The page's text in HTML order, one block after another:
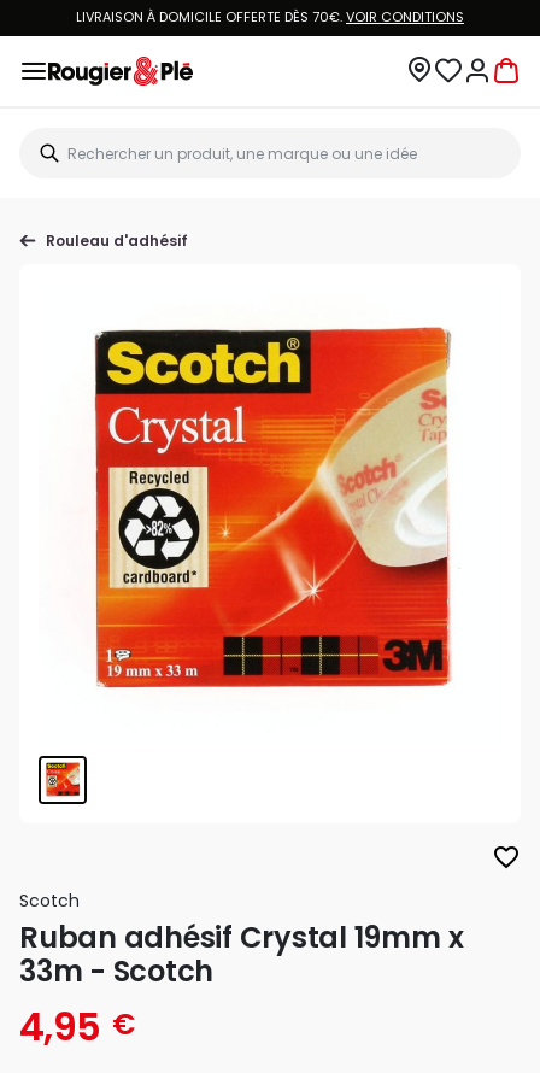
LIVRAISON À DOMICILE OFFERTE DÈS 70€.VOIR CONDITIONS
Rouleau d'adhésif
favorite_border
Scotch
Ruban adhésif Crystal 19mm x
33m - Scotch
4,95 €